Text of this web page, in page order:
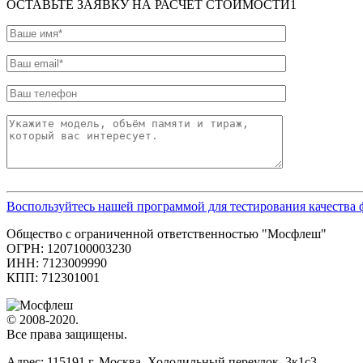
ОСТАВЬТЕ ЗАЯВКУ НА РАСЧЕТ СТОИМОСТИ1
Воспользуйтесь нашей программой для тестирования
Общество с ограниченной ответственностью "Мосфлеш"
ОГРН: 1207100003230
ИНН: 7123009990
КПП: 712301001
© 2008-2020.
Все права защищены.